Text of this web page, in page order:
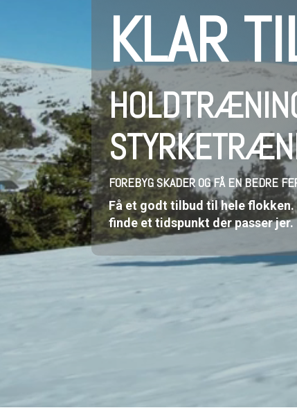
KLAR
FOREBYG SKADER OG FÅ EN BEDRE
Få et godt tilbud til hele flokken.
finde et tidspunkt der passer jer.